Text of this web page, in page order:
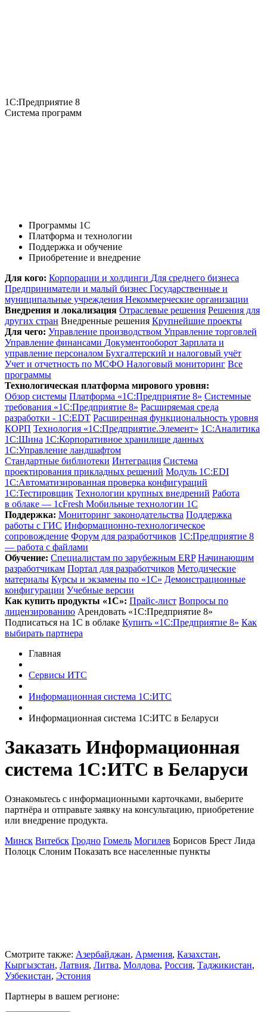
1С:Предприятие 8
Система программ
Программы 1С
Платформа и технологии
Поддержка и обучение
Приобретение и внедрение
Для кого: Корпорации и холдинги Для среднего бизнеса
Предприниматели и малый бизнес Государственные и
муниципальные учреждения Некоммерческие организации
Внедрения и локализация Отраслевые решения Решения для
других стран Внедренные решения Крупнейшие проекты
Для чего: Управление производством Управление торговлей
Управление финансами Документооборот Зарплата и
управление персоналом Бухгалтерский и налоговый учёт
Учет и отчетность по МСФО Налоговый мониторинг Все
программы
Технологическая платформа мирового уровня:
Обзор системы Платформа «1С:Предприятие 8» Системные
требования «1С:Предприятие 8» Расширяемая среда
разработки - 1C:EDT Расширенная функциональность уровня
КОРП Технология «1С:Предприятие.Элемент» 1C:Аналитика
1С:Шина 1С:Корпоративное хранилище данных
1С:Управление ландшафтом
Стандартные библиотеки Интеграция Система
проектирования прикладных решений Модуль 1C:EDI
1С:Автоматизированная проверка конфигураций
1С:Тестировщик Технологии крупных внедрений Работа
в облаке — 1cFresh Мобильные технологии 1С
Поддержка: Мониторинг законодательства Поддержка
работы с ГИС Информационно-технологическое
сопровождение Форум для разработчиков 1С:Предприятие 8
— работа с файлами
Обучение: Cпециалистам по зарубежным ERP Начинающим
разработчикам Портал для разработчиков Методические
материалы Курсы и экзамены по «1С» Демонстрационные
конфигурации Учебные версии
Как купить продукты «1С»: Прайс-лист Вопросы по
лицензированию Арендовать «1С:Предприятие 8»
Подписаться на 1С в облаке Купить «1С:Предприятие 8» Как
выбирать партнера
Главная
Сервисы ИТС
Информационная система 1С:ИТС
Информационная система 1С:ИТС в Беларуси
Заказать Информационная
система 1С:ИТС в Беларуси
Ознакомьтесь с информационными карточками, выберите
партнёра и отправьте заявку на консультацию, приобретение
или внедрение продукта.
Минск Витебск Гродно Гомель Могилев Борисов Брест Лида
Полоцк Слоним Показать все населенные пункты
Смотрите также: Азербайджан, Армения, Казахстан,
Кыргызстан, Латвия, Литва, Молдова, Россия, Таджикистан,
Узбекистан, Эстония
Партнеры в вашем регионе: